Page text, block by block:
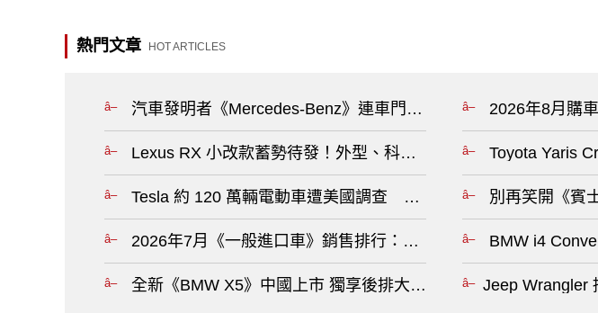
熱門文章 HOT ARTICLES
汽車發明者《Mercedes-Benz》連車門都搞不定！美國召回逾31
Lexus RX 小改款蓄勢待發！外型、科技、油電全面升級，售價
Tesla 約 120 萬輛電動車遭美國調查 前懸吊零件疑有安全疑慮?
2026年7月《一般進口車》銷售排行：舊款《Mazda CX-5》爆大
全新《BMW X5》中國上市 獨享後排大螢幕 B58輸出上調 純電續
2026年8月購
Toyota Yaris
別再笑開《賓
BMW i4
Jeep Wrangler